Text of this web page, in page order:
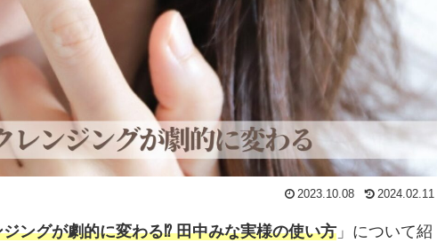
2023.10.08 2024.02.11
ングが劇的に変わる⁉ 田中みな実様の使い方 」について紹